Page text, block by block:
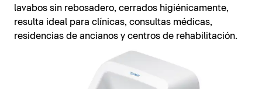
lavabos sin rebosadero, cerrados higiénicamente,
resulta ideal para clínicas, consultas médicas,
residencias de ancianos y centros de rehabilitación.